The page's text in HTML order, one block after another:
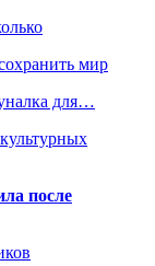
мир
для…
после